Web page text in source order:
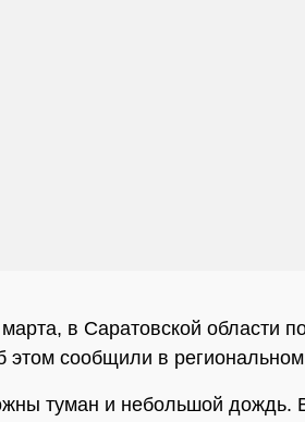
в Саратовской области
этом сообщили в
туман и небольшой дождь.